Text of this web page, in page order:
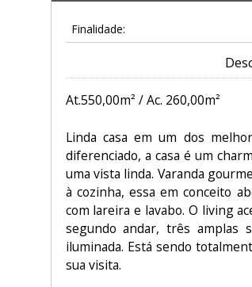
Finalidade:
At.550,00m² / Ac. 260,00m²
Linda casa em um dos
diferenciado, a casa é um
uma vista linda. Varanda
à cozinha, essa em conceito
com lareira e lavabo. O living
segundo andar, três amplas
iluminada. Está sendo
sua visita.